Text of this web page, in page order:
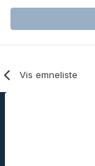
Vis emneliste